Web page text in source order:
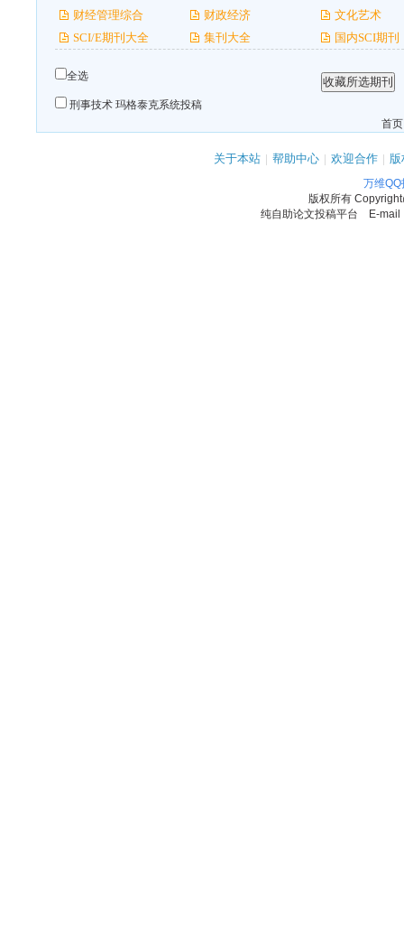
财经管理综合
财政经济
文化艺术
SCI/E期刊大全
集刊大全 国内SCI期刊
全选
刑事技术 玛格泰克系统投稿
首
关于本站 | 帮助中心 | 欢迎合作 |
万维
版权所有
纯自助论文投稿平台 E-mail